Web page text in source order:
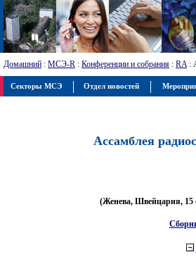
Домашний : МСЭ-R : Конференции и собрания : RA:
Ассамблея
(Женева, Швейцария, 15
Секторы МСЭ Отдел новостей